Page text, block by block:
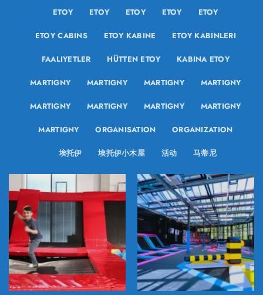
ETOY ETOY ETOY ETOY ETOY
ETOY CABINS ETOY KABINE ETOY KABINLERI
FAALIYETLER HÜTTEN ETOY KABINA ETOY
MARTIGNY MARTIGNY MARTIGNY MARTIGNY
MARTIGNY MARTIGNY MARTIGNY MARTIGNY
MARTIGNY ORGANISATION ORGANIZATION
埃托伊 埃托伊小木屋 活动 马蒂尼